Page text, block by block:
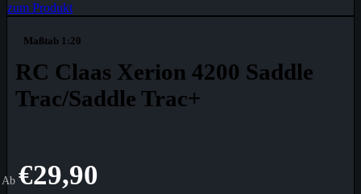
zum Produkt
Maßtab 1:20
RC Claas Xerion 4200 Saddle
Trac/Saddle Trac+
Ab €29,90